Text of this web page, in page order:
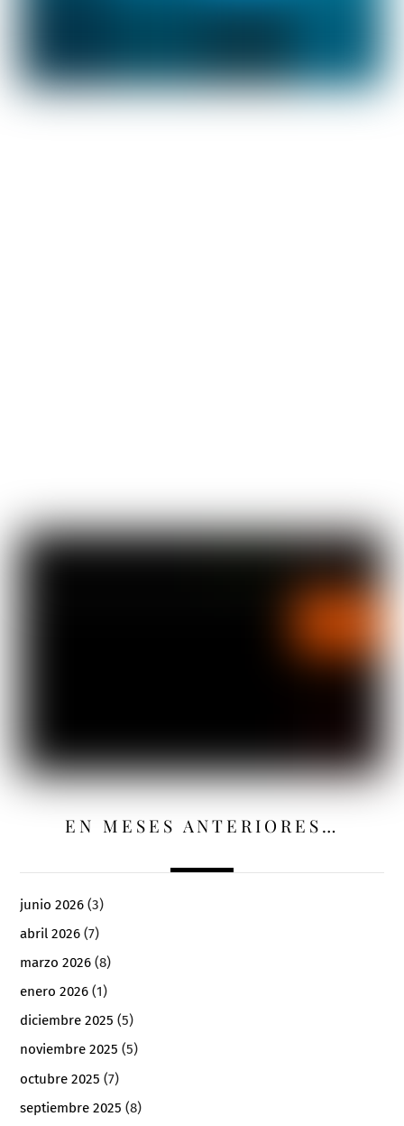
EN MESES ANTERIORES…
junio 2026 (3)
abril 2026 (7)
marzo 2026 (8)
enero 2026 (1)
diciembre 2025 (5)
noviembre 2025 (5)
octubre 2025 (7)
septiembre 2025 (8)